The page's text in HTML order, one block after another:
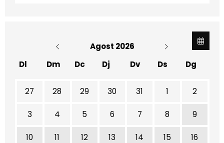
Agost 2026
Dl
Dm Dc Dj Dv Ds Dg
No hi ha cap activitat aquest mes
27 28 29 30 31 1 2
3 4 5 6 7 8 9
10 11 12 13 14 15 16